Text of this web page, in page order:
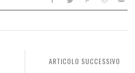
ARTICOLO SUCCESSIVO